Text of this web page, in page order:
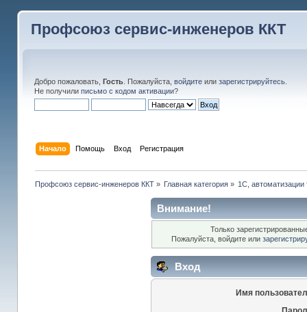
Профсоюз сервис-инженеров ККТ
Добро пожаловать, Гость. Пожалуйста, войдитеили зарегистрируйтесь.
Не получили письмо с кодом активации?
Начало Помощь Вход Регистрация
Профсоюз сервис-инженеров ККТ» Главная категория » 1С, автоматизации
Внимание!
Только
Пожалуйста, войдите или
Вход
Имя